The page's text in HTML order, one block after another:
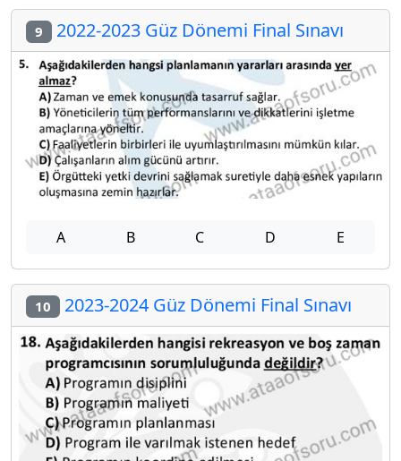
9 2022-2023 Güz Dönemi Final Sınavı
A B C D E
10 2023-2024 Güz Dönemi Final Sınavı